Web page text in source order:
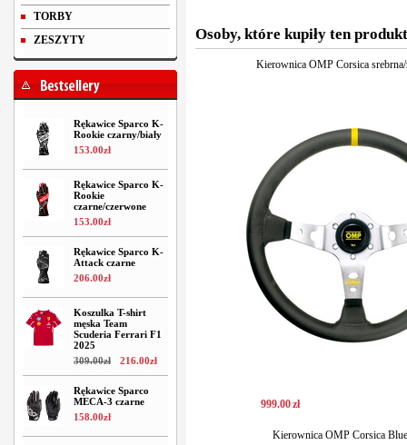
TORBY
ZESZYTY
Rękawice Sparco K-
Rookie czarny/biały
153.00zł
Rękawice Sparco K-
Rookie
czarne/czerwone
153.00zł
Rękawice Sparco K-
Attack czarne
206.00zł
Koszulka T-shirt
męska Team
Scuderia Ferrari F1
2025
309.00zł 216.00zł
Rękawice Sparco
MECA-3 czarne
158.00zł
Osoby, które kupiły ten
Kierownica OMP Corsica srebrna/
999.00zł
Kierownica OMP Corsica